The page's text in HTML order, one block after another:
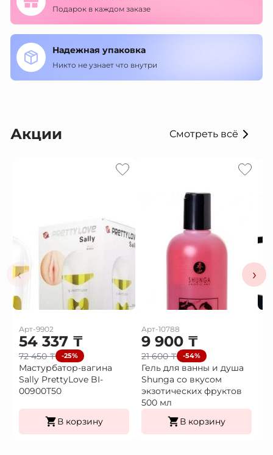
Подарок в каждом заказе
Надежная упаковка
Никто не узнает что внутри
Акции Смотреть всё
‹
Арт-9902
54 337 ₸
72 450₸ -25%
Мастурбатор-вагина
Sally PrettyLove BI-
00900T50
В корзину
Арт-10788
9 900 ₸
21 600₸ -54%
Гель для ванны и душа
Shunga со вкусом
экзотических фруктов
500 мл
В корзину
›